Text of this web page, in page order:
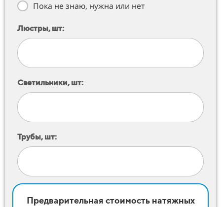
Пока не знаю, нужна или нет
Люстры, шт:
Светильники, шт:
Трубы, шт:
Предварительная стоимость натяжных